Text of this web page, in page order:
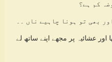
کم ہے؟
بھی تو ہونا چاہیے ناں ۔۔
اور عشائیہ پر مجھے اپنے ساتھ لے